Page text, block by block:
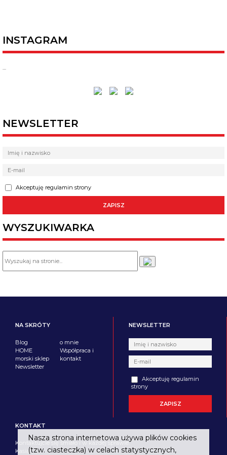
Nasza strona internetowa używa plików cookies
(tzw. ciasteczka) w celach statystycznych,
INSTAGRAM
NEWSLETTER
Akceptuję regulamin strony
WYSZUKIWARKA
NA SKRÓTY
Blog
HOME
morski sklep
Newsletter
o mnie
Współpraca i
kontakt
NEWSLETTER
Akceptuję regulamin
strony
KONTAKT
Kontaktujcie się śmiało i w każdej sprawie.
Kasia